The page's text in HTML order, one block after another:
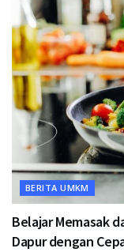
BERITA UMKM
Belajar Memasak
Dapur dengan